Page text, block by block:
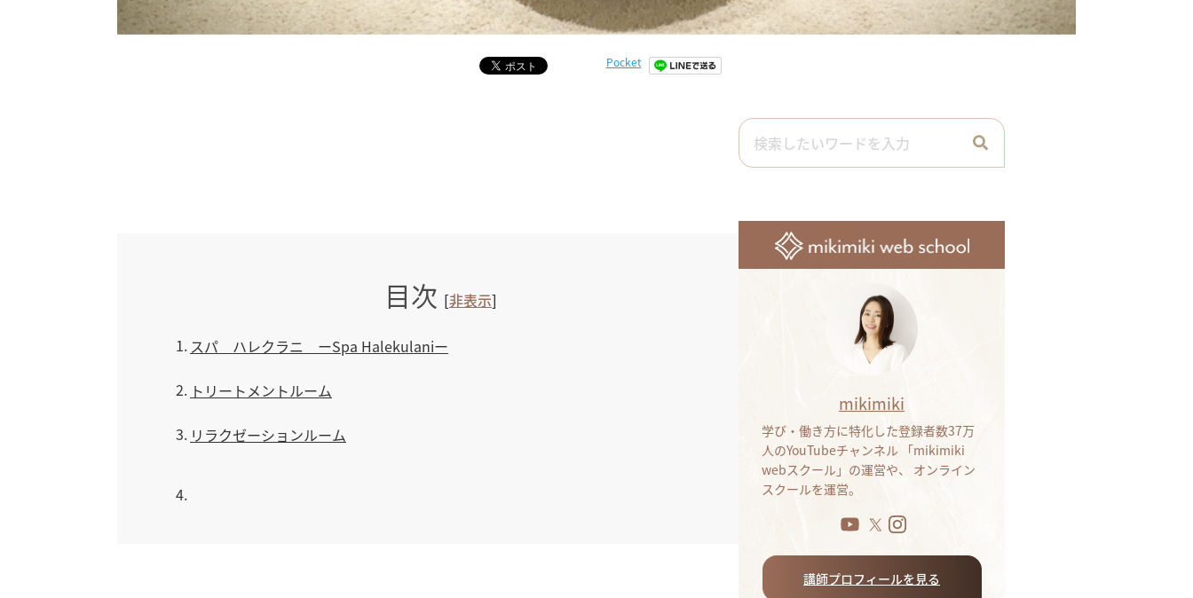
Pocket
目次 [非表示]
1 スパ ハレクラニ ーSpa Halekulaniー
2 トリートメントルーム
3 リラクゼーションルーム
4
mikimiki
学び・働き方に特化した登録者数37万
人のYouTubeチャンネル 「mikimiki
webスクール」の運営や、 オンライン
スクールを運営。
講師プロフィールを見る